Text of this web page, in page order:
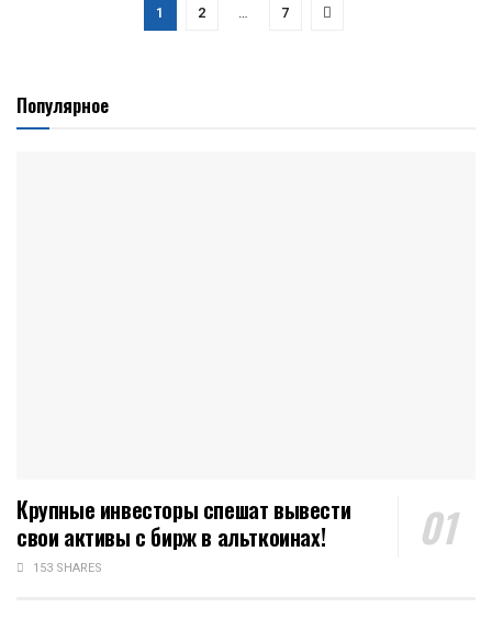
1 2 … 7
Популярное
Крупные инвесторы спешат вывести
свои активы с бирж в альткоинах!
153 SHARES